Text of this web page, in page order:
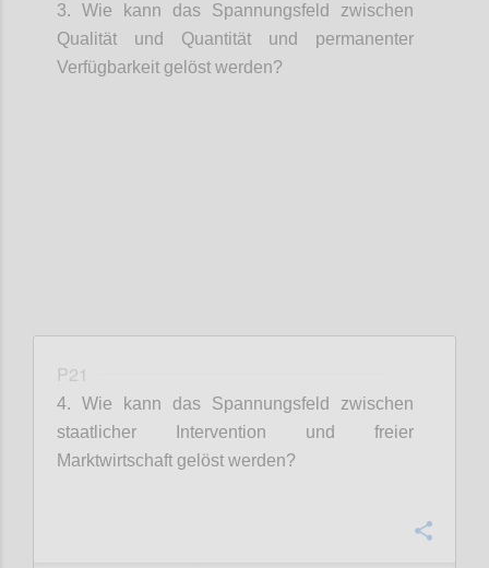
3. Wie kann das Spannungsfeld zwischen
Qualität und Quantität und permanenter
Verfügbarkeit gelöst werden?
P21
4. Wie kann das Spannungsfeld zwischen
staatlicher Intervention und freier
Marktwirtschaft gelöst werden?